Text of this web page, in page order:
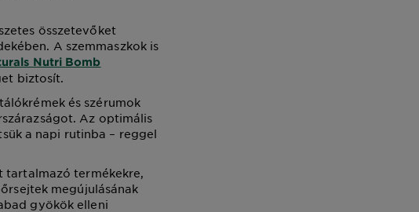
összetevőket
A szemmaszkok is
Nutri Bomb
biztosít.
és szérumok
Az optimális
a napi rutinba – reggel
tartalmazó termékekre,
megújulásának
gyökök elleni